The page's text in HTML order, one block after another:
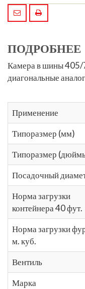
ПОДРОБНЕЕ
Камера вшины 405/
диагональные
Применение
Типоразмер (мм)
Типоразмер
Посадочный
Норма загрузки
контейнера 40 фут.
Норма загрузки
м. куб.
Вентиль
Марка